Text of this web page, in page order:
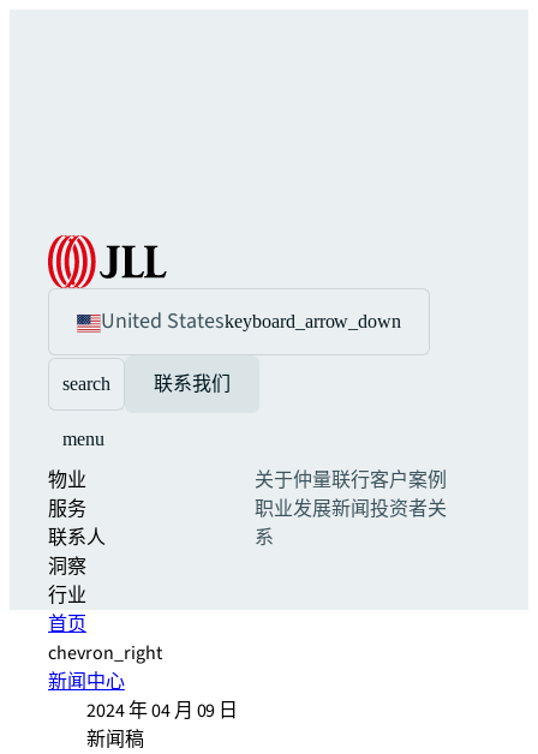
United Stateskeyboard_arrow_down
search 联系我们
menu
物业
服务
联系人
洞察
行业
关于仲量联行客户案例
职业发展新闻投资者关
系
首页
chevron_right
新闻中心
2024 年 04 月 09 日
新闻稿